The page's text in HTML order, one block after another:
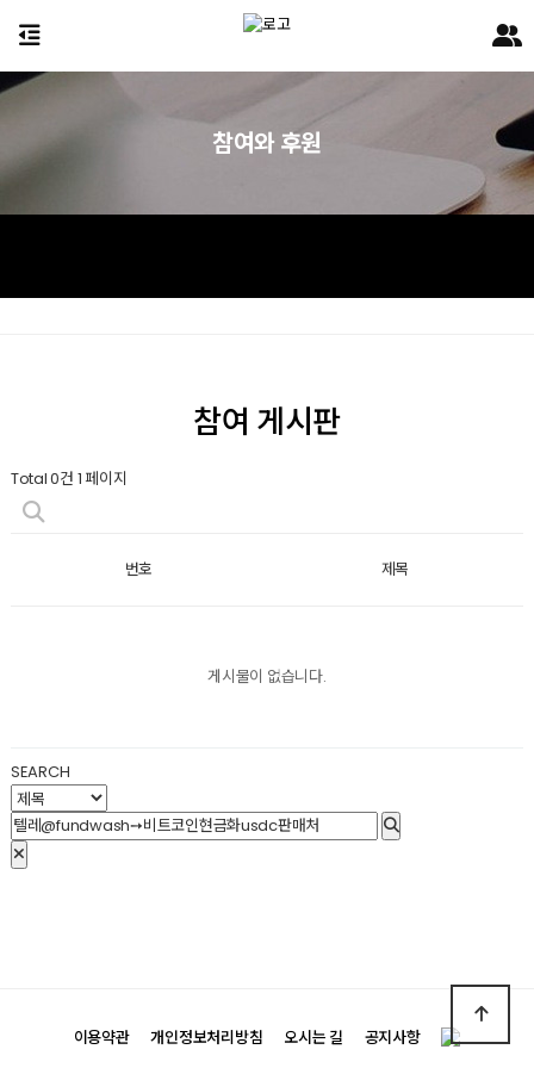
참여와 후원
참여 게시판
Total 0건 1 페이지
번호 제목
게시물이 없습니다.
SEARCH
이용약관 개인정보처리방침 오시는 길 공지사항